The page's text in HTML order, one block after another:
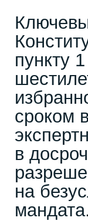
пункту
сроком
в
на
мандата.